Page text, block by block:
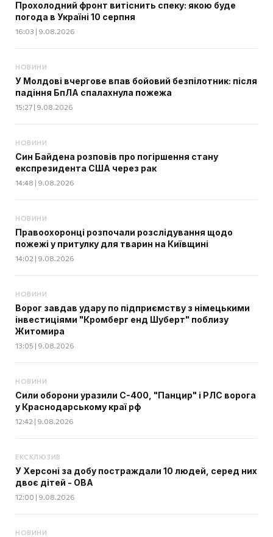
Прохолодний фронт витіснить спеку: якою буде
погода в Україні 10 серпня
16:03 | 9.08.2026
НОВИНИ
У Молдові вчергове впав бойовий безпілотник: після
падіння БпЛА спалахнула пожежа
15:27 | 9.08.2026
НОВИНИ
Син Байдена розповів про погіршення стану
експрезидента США через рак
14:48 | 9.08.2026
НОВИНИ
Правоохоронці розпочали розслідування щодо
пожежі у притулку для тварин на Київщині
14:02 | 9.08.2026
НОВИНИ
Ворог завдав удару по підприємству з німецькими
інвестиціями "Кромберг енд Шуберт" поблизу
Житомира
13:05 | 9.08.2026
НОВИНИ
Сили оборони уразили С-400, "Панцир" і РЛС ворога
у Краснодарському краї рф
12:42 | 9.08.2026
ЕКСКЛЮЗИВ
У Херсоні за добу постраждали 10 людей, серед них
двоє дітей - ОВА
12:00 | 9.08.2026
НОВИНИ